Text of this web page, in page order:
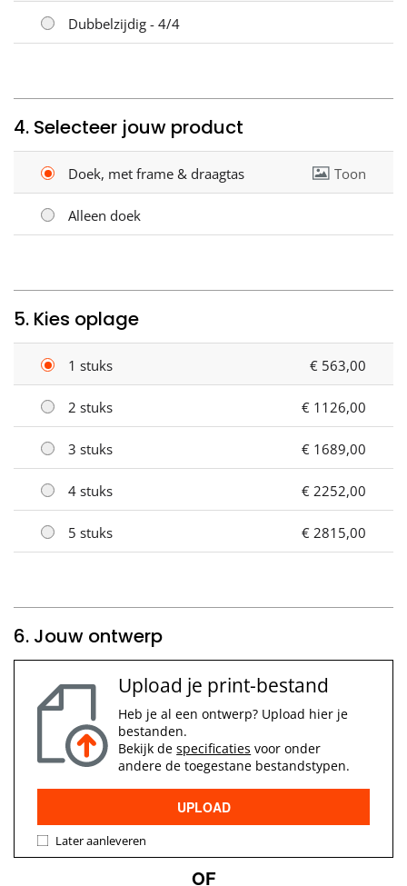
Dubbelzijdig - 4/4
4. Selecteer jouw product
Doek, met frame & draagtas Toon
Alleen doek
5. Kies oplage
1 stuks € 563,00
2 stuks € 1126,00
3 stuks € 1689,00
4 stuks € 2252,00
5 stuks € 2815,00
6. Jouw ontwerp
Upload je print-bestand
Heb je al een ontwerp? Upload hier je
bestanden.
Bekijk despecificaties voor onder
andere de toegestane bestandstypen.
UPLOAD
Later aanleveren
OF